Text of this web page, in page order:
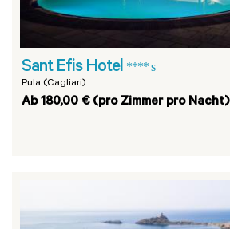
Sant Efis Hotel **** s
Pula (Cagliari)
Ab 180,00 € (pro Zimmer pro Nacht)